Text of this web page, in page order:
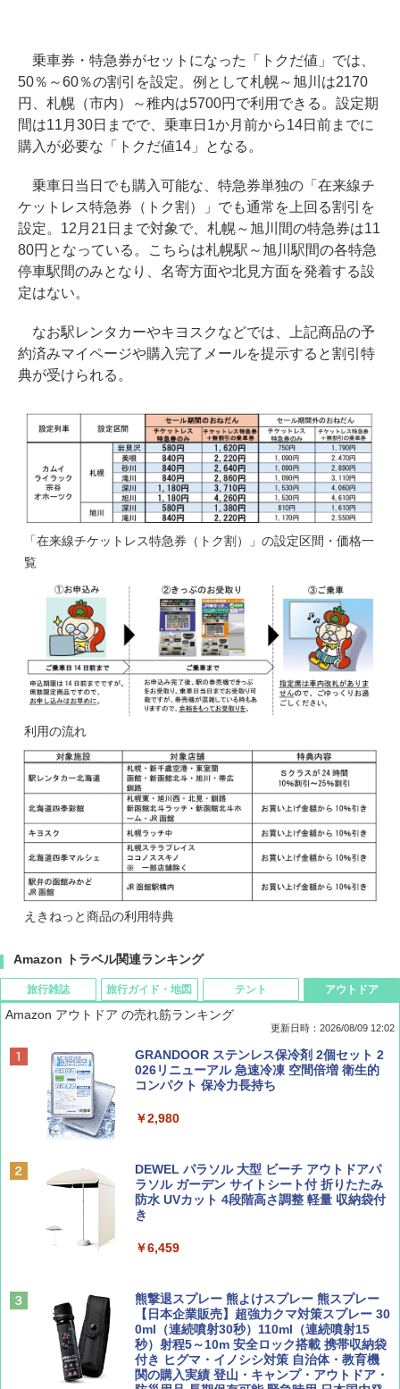
乗車券・特急券がセットになった「トクだ値」では、
50％～60％の割引を設定。例として札幌～旭川は2170
円、札幌（市内）～稚内は5700円で利用できる。設定期
間は11月30日までで、乗車日1か月前から14日前までに
購入が必要な「トクだ値14」となる。
乗車日当日でも購入可能な、特急券単独の「在来線チ
ケットレス特急券（トク割）」でも通常を上回る割引を
設定。12月21日まで対象で、札幌～旭川間の特急券は11
80円となっている。こちらは札幌駅～旭川駅間の各特急
停車駅間のみとなり、名寄方面や北見方面を発着する設
定はない。
なお駅レンタカーやキヨスクなどでは、上記商品の予
約済みマイページや購入完了メールを提示すると割引特
典が受けられる。
「在来線チケットレス特急券（トク割）」の設定区間・価格一
覧
利用の流れ
えきねっと商品の利用特典
Amazon トラベル関連ランキング
旅行雑誌
BE-PAL(ビ-パル) 2026年 9 月号【特別付録:
SOTO ミニマル"旅"財布 ランダム2種】
ディズニーファン ２０２６年 ９月号 [雑
誌] (ＤＩＳＮＥＹ ＦＡＮ)
￥713
￥1,540
旅行ガイド・地図
地球の歩き方 スター・ウォーズ
￥2,695
D40 地球の歩き方 チェンマイ タイ北部の魅
力的な町 2026～2027 地球の歩き方D アジア
￥2,079
球の歩き方A ヨーロッパ
￥2,479
テント
[キャンパーズコレクション 山善] ポップアッ
プテント 傘みたいに広げて畳める パッとサ
ッとサンシェード キューブ フルクローズ メ
&ハイキング カーキ PATC-150(KH)
PYKES PEAK (パイクスピーク) 着替えテン
ト プライバシー テント 【中が透けない】 1
ーチ ピクニック ポップアップテント 携帯 簡
￥4,980
ENDLESS BASE 《めざましテレビで紹介》
テント ワンタッチ RENEW 幅200 2-3人用 43
500002(89232)
アウトドア
Amazon アウトドア の売れ筋ランキング
更新日時：2026/08/09 12:02
GRANDOOR ステンレス保冷剤 2個セット 2
026リニューアル 急速冷凍 空間倍増 衛生的
コンパクト 保冷力長持ち
￥2,980
DEWEL パラソル 大型 ビーチ アウトドアパ
ラソル ガーデン サイトシート付 折りたたみ
防水 UVカット 4段階高さ調整 軽量 収納袋付
き
￥6,459
熊撃退スプレー 熊よけスプレー 熊スプレー
【日本企業販売】超強力クマ対策スプレー 30
0ml（連続噴射30秒）110ml（連続噴射15
秒）射程5～10m 安全ロック搭載 携帯収納袋
付き ヒグマ・イノシシ対策 自治体・教育機
関の購入実績 登山・キャンプ・アウトドア・